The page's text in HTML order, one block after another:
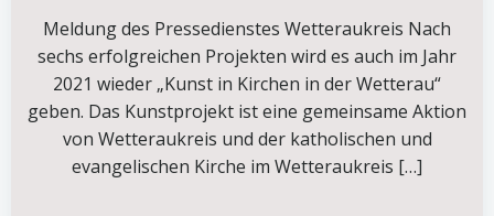
Meldung des Pressedienstes Wetteraukreis Nach
sechs erfolgreichen Projekten wird es auch im Jahr
2021 wieder „Kunst in Kirchen in der Wetterau“
geben. Das Kunstprojekt ist eine gemeinsame Aktion
von Wetteraukreis und der katholischen und
evangelischen Kirche im Wetteraukreis […]